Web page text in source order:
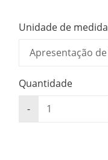
Unidade de medida
Quantidade